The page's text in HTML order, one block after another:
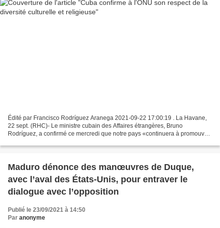
Édité par Francisco Rodríguez Aranega 2021-09-22 17:00:19 . La Havane,
22 sept. (RHC)- Le ministre cubain des Affaires étrangères, Bruno
Rodríguez, a confirmé ce mercredi que notre pays «continuera à promouvoir
Maduro dénonce des manœuvres de Duque,
avec l’aval des États-Unis, pour entraver le
dialogue avec l’opposition
Publié le 23/09/2021 à 14:50
Par anonyme